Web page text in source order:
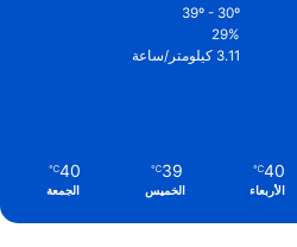
39º - 30º
29%
3.11 كيلومتر/ساعة
40
℃
الأربعاء
39
℃
الخميس
40
℃
الجمعة